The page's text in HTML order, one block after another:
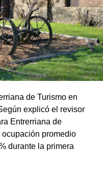
de Turismo en
explicó el revisor
Entrerriana de
promedio
durante la primera